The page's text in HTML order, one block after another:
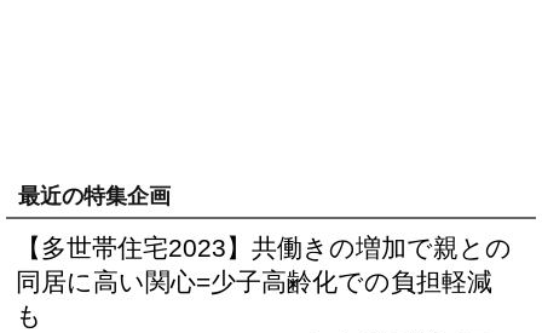
最近の特集企画
【多世帯住宅2023】共働きの増加で親との
同居に高い関心=少子高齢化での負担軽減
も